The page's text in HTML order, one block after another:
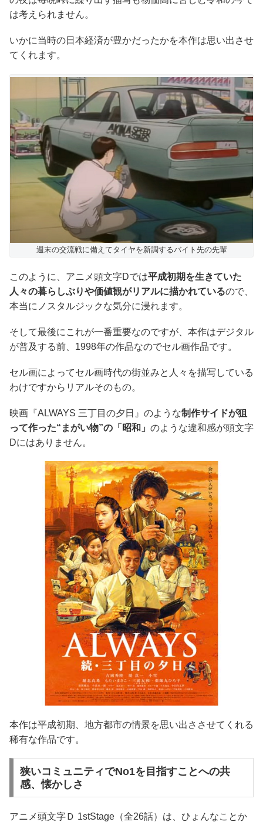
は考えられません。
いかに当時の日本経済が豊かだったかを本作は思い出させ
てくれます。
週末の交流戦に備えてタイヤを新調するバイト先の先輩
このように、アニメ頭文字Dでは平成初期を生きていた
人々の暮らしぶりや価値観がリアルに描かれているので、
本当にノスタルジックな気分に浸れます。
そして最後にこれが一番重要なのですが、本作はデジタル
が普及する前、1998年の作品なのでセル画作品です。
セル画によってセル画時代の街並みと人々を描写している
わけですからリアルそのもの。
映画『ALWAYS 三丁目の夕日』のような制作サイドが狙
って作った“まがい物”の「昭和」 のような違和感が頭文字
Dにはありません。
本作は平成初期、地方都市の情景を思い出ささせてくれる
稀有な作品です。
狭いコミュニティでNo1を目指すことへの共
感、懐かしさ
アニメ頭文字Ｄ 1stStage（全26話）は、ひょんなことか